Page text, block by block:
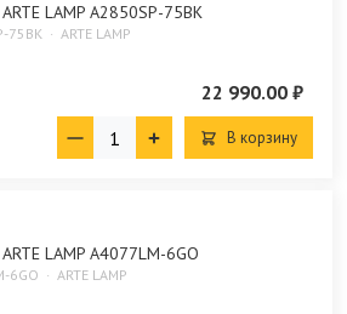
LAMP A2850SP-75BK
75BK ARTE LAMP
22 990.00 ₽
В корзину
LAMP A4077LM-6GO
6GO ARTE LAMP